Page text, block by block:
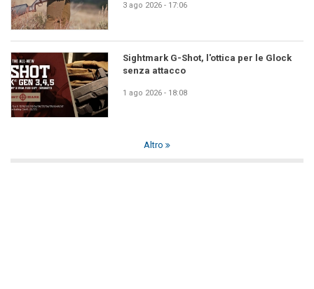
3 ago 2026 - 17:06
Sightmark G-Shot, l'ottica per le Glock
senza attacco
1 ago 2026 - 18:08
Altro